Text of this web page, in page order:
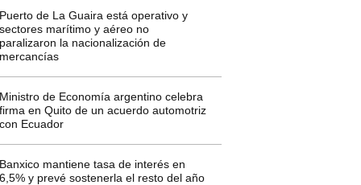
de La Guaira está operativo y
marítimo y aéreo no
la nacionalización de
de Economía argentino celebra
en Quito de un acuerdo automotriz
Ecuador
mantiene tasa de interés en
y prevé sostenerla el resto del año